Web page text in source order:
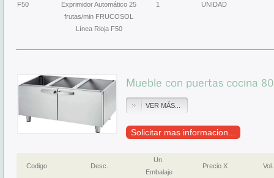
F50
Exprimidor Automático 25
frutas/min FRUCOSOL
Línea Rioja F50
1 UNIDAD
Mueble con puertas cocina
VER MÁS...
Solicitar mas informacion...
Codigo Desc.
Un.
Embalaje
Precio X Vol.